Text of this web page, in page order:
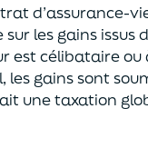
d’assurance-
les gains issus
est célibataire ou
les gains sont
une taxation